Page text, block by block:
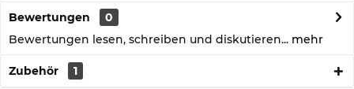
Bewertungen
0
Bewertungen lesen, schreiben und diskutieren... mehr
Zubehör 1